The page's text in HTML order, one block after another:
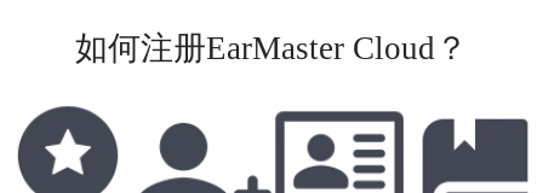
如何注册EarMaster Cloud？